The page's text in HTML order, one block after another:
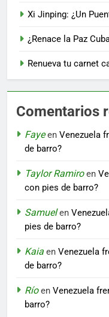
Xi Jinping: ¿Un
¿Renace la Paz
Renueva tu carnet
Comentarios
Fayeen Venezuela
de barro?
Taylor Ramiroen
con pies de barro?
Samuelen
pies de barro?
Kaia en Venezuela
de barro?
Ríoen Venezuela
barro?